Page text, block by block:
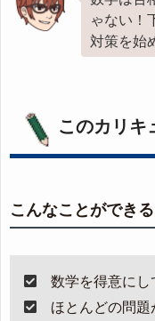
ゃない！
対策を始
このカリキ
こんなことができ
数学を得意にし
ほとんどの問題